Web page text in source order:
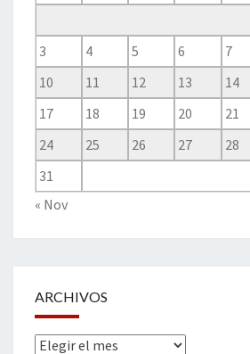
3
4 5 6 7
10
11 12 13 14
17
18 19 20 21
24
25 26 27 28
31
« Nov
ARCHIVOS
Archivos